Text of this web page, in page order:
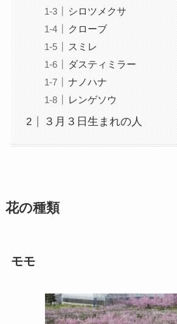
シロツメクサ
クローブ
スミレ
ダスティミラー
ナノハナ
レンゲソウ
３月３日生まれの人
花の種類
モモ